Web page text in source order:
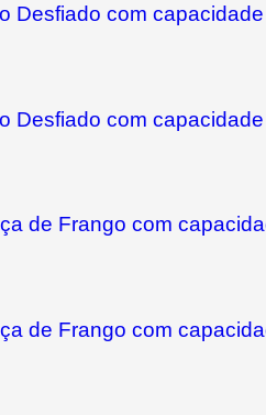
Desfiado com
Desfiado com
de Frango com
de Frango com